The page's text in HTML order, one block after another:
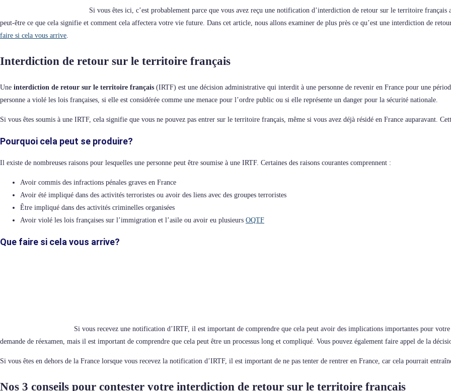
Si vous êtes ici, c’est probablement parce que vous avez reçu une notification d’interdiction de retour sur le territoire
peut-être ce que cela signifie et comment cela affectera votre vie future. Dans cet article, nous allons examiner de plus près ce qu’est une interdiction de
faire si cela vous arrive.
Interdiction de retour sur le territoire français
Une interdiction de retour sur le territoire français (IRTF) est une décision administrative qui interdit à une personne de revenir en France pour une
personne a violé les lois françaises, si elle est considérée comme une menace pour l’ordre public ou si elle représente un danger pour la sécurité nationale.
Si vous êtes soumis à une IRTF, cela signifie que vous ne pouvez pas entrer sur le territoire français, même si vous avez déjà résidé en France auparavant.
Pourquoi cela peut se produire?
Il existe de nombreuses raisons pour lesquelles une personne peut être soumise à une IRTF. Certaines des raisons courantes comprennent :
Avoir commis des infractions pénales graves en France
Avoir été impliqué dans des activités terroristes ou avoir des liens avec des groupes terroristes
Être impliqué dans des activités criminelles organisées
Avoir violé les lois françaises sur l’immigration et l’asile ou avoir eu plusieurs OQTF
Que faire si cela vous arrive?
Si vous recevez une notification d’IRTF, il est important de comprendre que cela peut avoir des implications importantes pour
demande de réexamen, mais il est important de comprendre que cela peut être un processus long et compliqué. Vous pouvez également faire appel de la
Si vous êtes en dehors de la France lorsque vous recevez la notification d’IRTF, il est important de ne pas tenter de rentrer en France, car cela pourrait
Nos 3 conseils pour contester votre interdiction de retour sur le territoire français